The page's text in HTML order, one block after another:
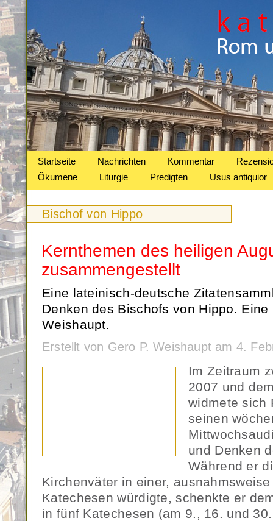
Startseite Nachrichten Kommentar
Ökumene
Liturgie Predigten Usus antiquior
Bischof von Hippo
Kernthemen des heiligen
zusammengestellt
Eine lateinisch-deutsche
Denken des Bischofs von Hippo. Eine
Weishaupt.
Erstellt von Gero P. Weishaupt am 4.
Im Zeitraum
2007 und
widmete sich
seinen
und Denken
Während er
Kirchenväter in einer,
Katechesen würdigte, schenkte er
in fünf Katechesen (am 9., 16. und